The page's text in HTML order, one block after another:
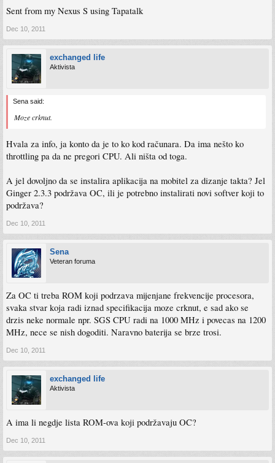
Sent from my Nexus S using Tapatalk
Dec 10, 2011
exchanged life
Aktivista
Sena said:
Moze crknut.
Hvala za info, ja konto da je to ko kod računara. Da ima nešto ko
throttling pa da ne pregori CPU. Ali ništa od toga.
A jel dovoljno da se instalira aplikacija na mobitel za dizanje takta? Jel
Ginger 2.3.3 podržava OC, ili je potrebno instalirati novi softver koji to
podržava?
Dec 10, 2011
Sena
Veteran foruma
Za OC ti treba ROM koji podrzava mijenjane frekvencije procesora,
svaka stvar koja radi iznad specifikacija moze crknut, e sad ako se
drzis neke normale npr. SGS CPU radi na 1000 MHz i povecas na 1200
MHz, nece se nish dogoditi. Naravno baterija se brze trosi.
Dec 10, 2011
exchanged life
Aktivista
A ima li negdje lista ROM-ova koji podržavaju OC?
Dec 10, 2011